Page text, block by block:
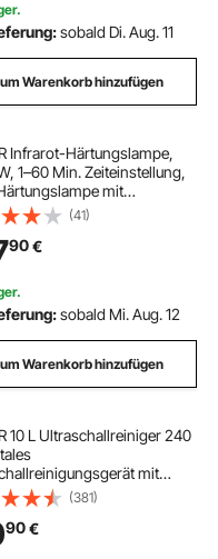
sobald Di. Aug. 11
Warenkorb hinzufügen
Infrarot-Härtungslampe,
1–60 Min. Zeiteinstellung,
mit
Heizung und
47,6 m² große
Sprüh-
(41)
90€
sobald Mi. Aug. 12
Warenkorb hinzufügen
10 L Ultraschallreiniger 240
mit
& verbesserter
40 kHz industrieller
mit Heizung &
für Brillen Uhren Schwarz
(381)
90€